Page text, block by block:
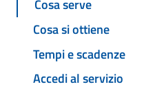
Cosa serve
Cosa si ottiene
Tempi e scadenze
Accedi al servizio